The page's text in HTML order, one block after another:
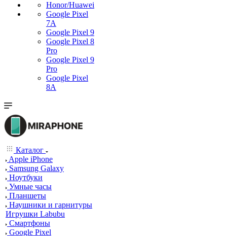
Honor/Huawei
Google Pixel
7А
Google Pixel 9
Google Pixel 8
Pro
Google Pixel 9
Pro
Google Pixel
8A
Каталог
Apple iPhone
Samsung Galaxy
Ноутбуки
Умные часы
Планшеты
Наушники и гарнитуры
Игрушки Labubu
Смартфоны
Google Pixel